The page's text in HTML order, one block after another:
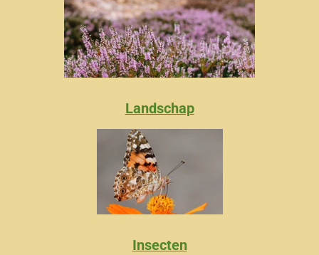
Landschap
Insecten